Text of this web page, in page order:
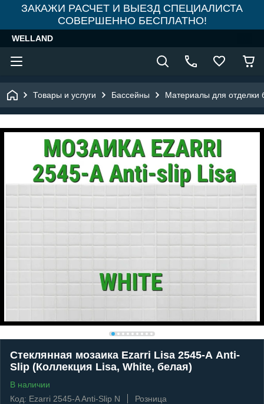
ЗАКАЖИ РАСЧЕТ И ВЫЕЗД СПЕЦИАЛИСТА
СОВЕРШЕННО БЕСПЛАТНО!
WELLAND
Товары и услуги Бассейны Материалы для отделки
Стеклянная мозаика Ezarri Lisa 2545-А Anti-
Slip (Коллекция Lisa, White, белая)
В наличии
Код: Ezarri 2545-A Anti-Slip N
Розница